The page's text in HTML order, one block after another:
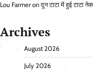
Lou Farmer onदून टाटा में हुई टाटा
Archives
August 2026
July 2026